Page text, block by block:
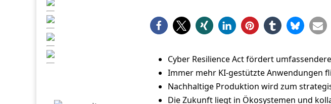
Cyber Resilience Act fördert
Immer mehr KI-gestützte Anwendungen
Nachhaltige Produktion wird zum
Die Zukunft liegt in Ökosystemen und